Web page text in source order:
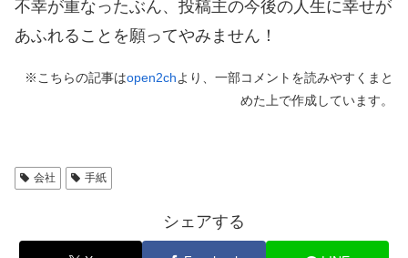
不幸が重なったぶん、投稿主の今後の人生に幸せが
あふれることを願ってやみません！
※こちらの記事はopen2chより、一部コメントを読みやすくまと
めた上で作成しています。
会社 手紙
シェアする